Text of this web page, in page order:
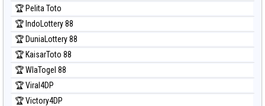
Prediksi Sydney Lottery
Prediksi Sydney Lottery 6d
Prediksi Sydney Lotto
Prediksi Sydney Pools 6d
Prediksi Taipei
Prediksi Taiwan
🏆 Pelita Toto
🏆 IndoLottery 88
🏆 DuniaLottery 88
🏆 KaisarToto 88
🏆 WlaTogel 88
🏆 Viral4DP
🏆 Victory4DP